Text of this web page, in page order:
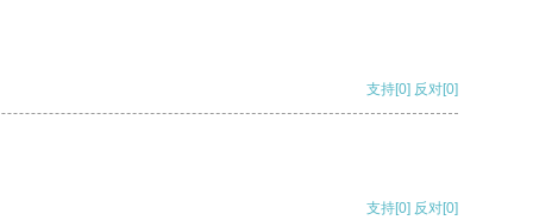
支持[0] 反对[0]
支持[0] 反对[0]